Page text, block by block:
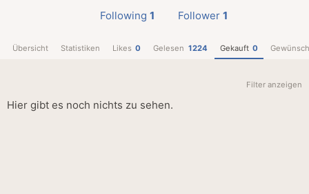
Following 1 Follower 1
Übersicht Statistiken Likes 0 Gelesen 1224 Gekauft 0
Filter anzeigen
Hier gibt es noch nichts zu sehen.